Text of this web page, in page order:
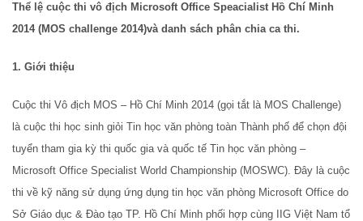
Thể lệ cuộc thi vô địch Microsoft Office Speacialist Hồ Chí Minh
2014 (MOS challenge 2014)và danh sách phân chia ca thi.
1. Giới thiệu
Cuộc thi Vô địch MOS – Hồ Chí Minh 2014 (gọi tắt là MOS Challenge)
là cuộc thi học sinh giỏi Tin học văn phòng toàn Thành phố để chọn đội
tuyển tham gia kỳ thi quốc gia và quốc tế Tin học văn phòng –
Microsoft Office Specialist World Championship (MOSWC). Đây là cuộc
thi về kỹ năng sử dụng ứng dụng tin học văn phòng Microsoft Office do
Sở Giáo dục & Đào tạo TP. Hồ Chí Minh phối hợp cùng IIG Việt Nam tổ